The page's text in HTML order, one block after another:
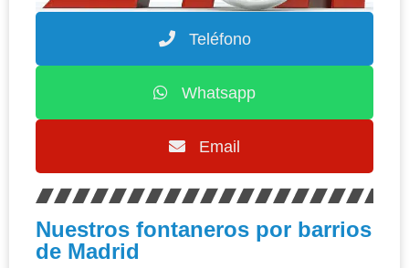
Teléfono
Whatsapp
Email
Nuestros fontaneros por barrios
de Madrid